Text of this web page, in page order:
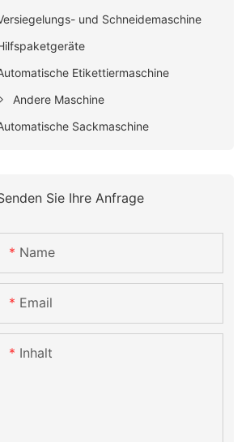
und Schneidemaschine
Etikettiermaschine
Andere Maschine
Sackmaschine
Sie Ihre Anfrage
Name
Email
Inhalt